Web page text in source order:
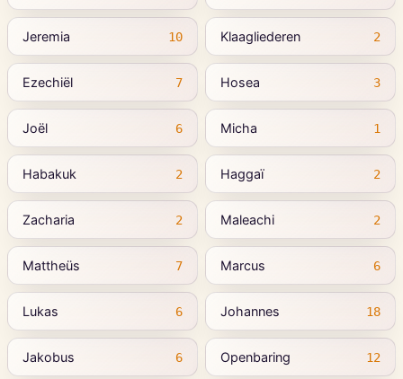
Jeremia 10 Klaagliederen 2
Ezechiël 7 Hosea 3
Joël 6 Micha 1
Habakuk 2 Haggaï 2
Zacharia 2 Maleachi 2
Mattheüs 7 Marcus 6
Lukas 6 Johannes 18
Jakobus 6 Openbaring 12